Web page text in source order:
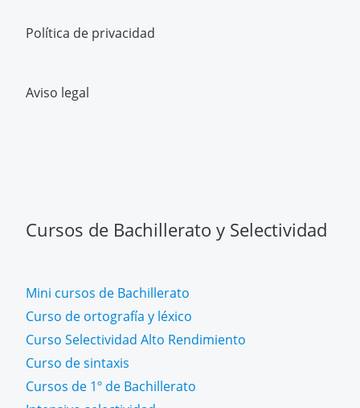
Política de privacidad
Aviso legal
Cursos de Bachillerato y Selectividad
Mini cursos de Bachillerato
Curso de ortografía y léxico
Curso Selectividad Alto Rendimiento
Curso de sintaxis
Cursos de 1º de Bachillerato